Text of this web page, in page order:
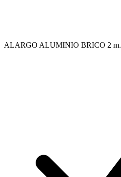
ALARGO ALUMINIO BRICO 2 m.